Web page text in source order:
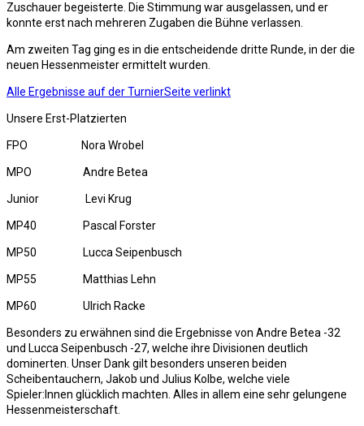
Zuschauer begeisterte. Die Stimmung war ausgelassen, und er
konnte erst nach mehreren Zugaben die Bühne verlassen.
Am zweiten Tag ging es in die entscheidende dritte Runde, in der die
neuen Hessenmeister ermittelt wurden.
Alle Ergebnisse auf der TurnierSeite verlinkt
Unsere Erst-Platzierten
FPO Nora Wrobel
MPO Andre Betea
Junior Levi Krug
MP40 Pascal Forster
MP50 Lucca Seipenbusch
MP55 Matthias Lehn
MP60 Ulrich Racke
Besonders zu erwähnen sind die Ergebnisse von Andre Betea -32
und Lucca Seipenbusch -27, welche ihre Divisionen deutlich
dominerten. Unser Dank gilt besonders unseren beiden
Scheibentauchern, Jakob und Julius Kolbe, welche viele
Spieler:Innen glücklich machten. Alles in allem eine sehr gelungene
Hessenmeisterschaft.